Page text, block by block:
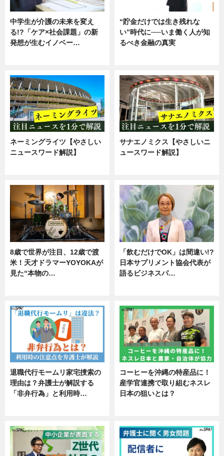
中学生が介護の未来を変え
る!?「ケア×社会課題」の新
発想が生むイノベー…
“貯金だけでは生き残れな
い”時代に──いま働く人が知
るべき金融の真実
ネーミングライツ【やさしい
ニュースワード解説】
サナエノミクス【やさしいニ
ュースワード解説】
8歳で世界が注目、12歳で渡
米！天才ドラマーYOYOKAが
見た“本物の…
「飲むだけでOK」は間違い!?
日本サプリメント協会代表が
語るビジネスパ…
退職代行モームリ家宅捜索の
理由は？弁護士が解説する
「非弁行為」と利用時…
コーヒーを沖縄の特産品に！
産学官連携で取り組むネスレ
日本の狙いとは？